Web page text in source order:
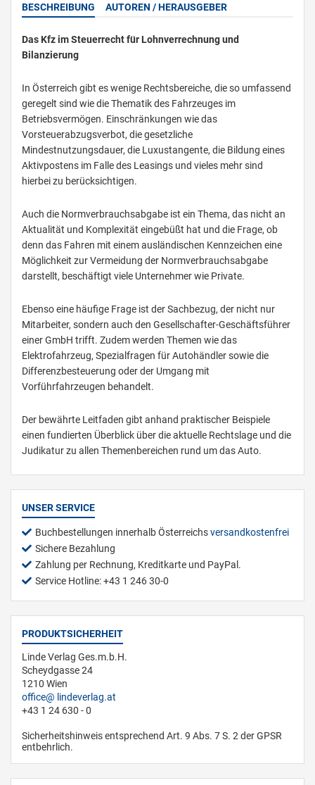
BESCHREIBUNG AUTOREN / HERAUSGEBER
Das Kfz im Steuerrecht für Lohnverrechnung und
Bilanzierung
In Österreich gibt es wenige Rechtsbereiche, die so umfassend
geregelt sind wie die Thematik des Fahrzeuges im
Betriebsvermögen. Einschränkungen wie das
Vorsteuerabzugsverbot, die gesetzliche
Mindestnutzungsdauer, die Luxustangente, die Bildung eines
Aktivpostens im Falle des Leasings und vieles mehr sind
hierbei zu berücksichtigen.
Auch die Normverbrauchsabgabe ist ein Thema, das nicht an
Aktualität und Komplexität eingebüßt hat und die Frage, ob
denn das Fahren mit einem ausländischen Kennzeichen eine
Möglichkeit zur Vermeidung der Normverbrauchsabgabe
darstellt, beschäftigt viele Unternehmer wie Private.
Ebenso eine häufige Frage ist der Sachbezug, der nicht nur
Mitarbeiter, sondern auch den Gesellschafter-Geschäftsführer
einer GmbH trifft. Zudem werden Themen wie das
Elektrofahrzeug, Spezialfragen für Autohändler sowie die
Differenzbesteuerung oder der Umgang mit
Vorführfahrzeugen behandelt.
Der bewährte Leitfaden gibt anhand praktischer Beispiele
einen fundierten Überblick über die aktuelle Rechtslage und die
Judikatur zu allen Themenbereichen rund um das Auto.
UNSER SERVICE
Buchbestellungen innerhalb Österreichsversandkostenfrei
Sichere Bezahlung
Zahlung per Rechnung, Kreditkarte und PayPal.
Service Hotline: +43 1 246 30-0
PRODUKTSICHERHEIT
Linde Verlag Ges.m.b.H.
Scheydgasse 24
1210 Wien
office
lindeverlag.at
+43 1 24 630 - 0
Sicherheitshinweis entsprechend Art. 9 Abs. 7 S. 2 der GPSR
entbehrlich.